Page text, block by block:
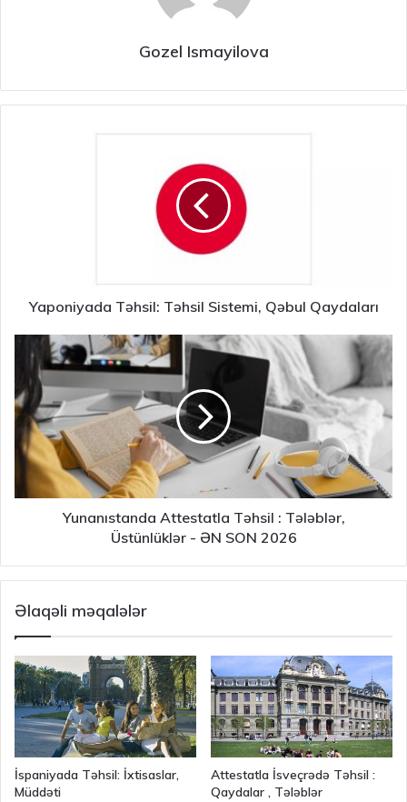
Gozel Ismayilova
Yaponiyada Təhsil: Təhsil Sistemi, Qəbul Qaydaları
Yunanıstanda Attestatla Təhsil : Tələblər,
Üstünlüklər - ƏN SON 2026
Əlaqəli məqalələr
İspaniyada Təhsil: İxtisaslar,
Müddəti
Attestatla İsveçrədə Təhsil :
Qaydalar , Tələblər